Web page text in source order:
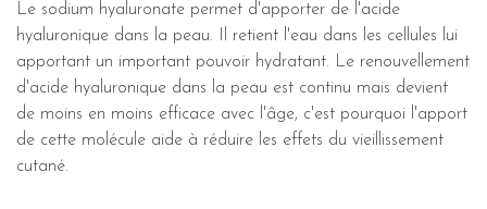
Le sodium hyaluronate permet d'apporter de l'acide
hyaluronique dans la peau. Il retient l'eau dans les cellules lui
apportant un important pouvoir hydratant. Le renouvellement
d'acide hyaluronique dans la peau est continu mais devient
de moins en moins efficace avec l'âge, c'est pourquoi l'apport
de cette molécule aide à réduire les effets du vieillissement
cutané.